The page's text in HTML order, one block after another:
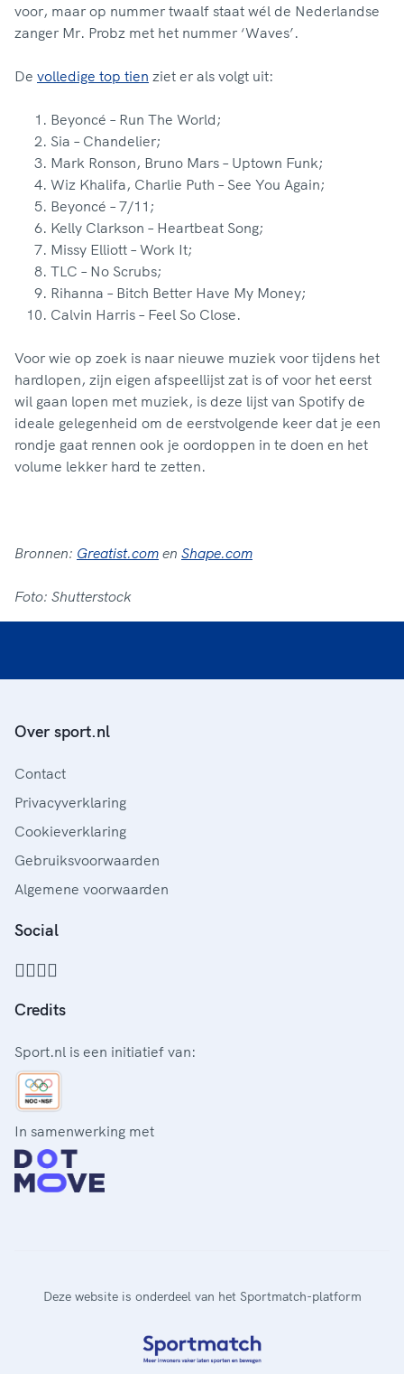
voor, maar op nummer twaalf staat wél de Nederlandse
zanger Mr. Probz met het nummer ‘Waves’.
De volledige top tien ziet er als volgt uit:
Beyoncé – Run The World;
Sia – Chandelier;
Mark Ronson, Bruno Mars – Uptown Funk;
Wiz Khalifa, Charlie Puth – See You Again;
Beyoncé – 7/11;
Kelly Clarkson – Heartbeat Song;
Missy Elliott – Work It;
TLC – No Scrubs;
Rihanna – Bitch Better Have My Money;
Calvin Harris – Feel So Close.
Voor wie op zoek is naar nieuwe muziek voor tijdens het
hardlopen, zijn eigen afspeellijst zat is of voor het eerst
wil gaan lopen met muziek, is deze lijst van Spotify de
ideale gelegenheid om de eerstvolgende keer dat je een
rondje gaat rennen ook je oordoppen in te doen en het
volume lekker hard te zetten.
Bronnen: Greatist.com en Shape.com
Foto: Shutterstock
Over sport.nl
Contact
Privacyverklaring
Cookieverklaring
Gebruiksvoorwaarden
Algemene voorwaarden
Social
Credits
Sport.nl is een initiatief van:
In samenwerking met
Deze website is onderdeel van het Sportmatch-platform